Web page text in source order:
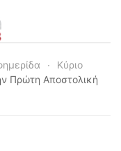
Κύριο
Πρώτη Αποστολική